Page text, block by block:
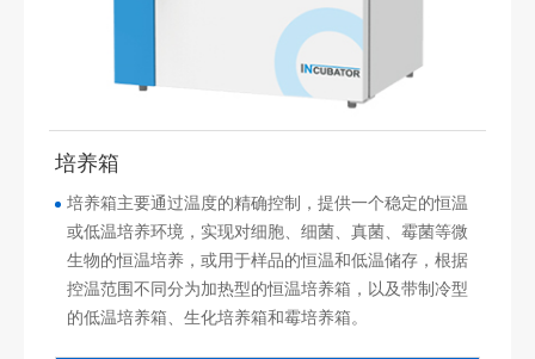
培养箱
培养箱主要通过温度的精确控制，提供一个稳定的恒温
或低温培养环境，实现对细胞、细菌、真菌、霉菌等微
生物的恒温培养，或用于样品的恒温和低温储存，根据
控温范围不同分为加热型的恒温培养箱，以及带制冷型
的低温培养箱、生化培养箱和霉培养箱。